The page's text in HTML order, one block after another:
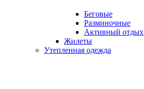
Беговые
Разминочные
Активный отдых
Жилеты
Утепленная одежда